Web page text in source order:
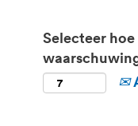
Selecteer